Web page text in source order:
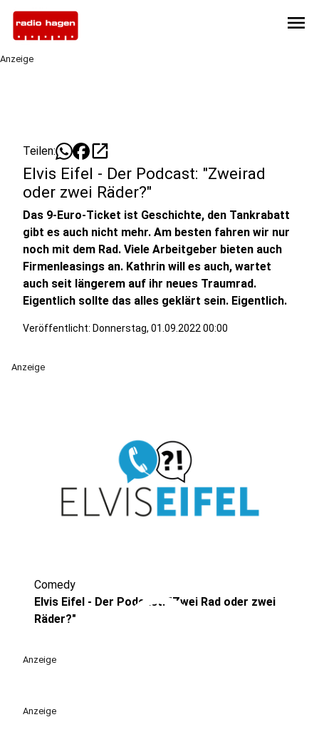
menu
Anzeige
Teilen: open_in_new
Elvis Eifel - Der Podcast: "Zweirad
oder zwei Räder?"
Das 9-Euro-Ticket ist Geschichte, den Tankrabatt
gibt es auch nicht mehr. Am besten fahren wir nur
noch mit dem Rad. Viele Arbeitgeber bieten auch
Firmenleasings an. Kathrin will es auch, wartet
auch seit längerem auf ihr neues Traumrad.
Eigentlich sollte das alles geklärt sein. Eigentlich.
Veröffentlicht: Donnerstag, 01.09.2022 00:00
Anzeige
play_circle
Comedy
Elvis Eifel - Der Podcast: "Zwei Rad oder zwei
Räder?"
Anzeige
Anzeige